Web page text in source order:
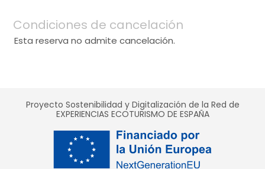
Condiciones de cancelación
Esta reserva no admite cancelación.
Proyecto Sostenibilidad y Digitalización de la Red de
EXPERIENCIAS ECOTURISMO DE ESPAÑA